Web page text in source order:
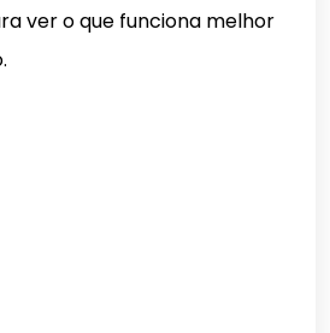
ver o que funciona melhor